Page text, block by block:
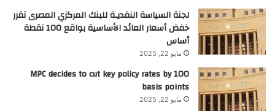
لجنة السياسة النقديـة للبنك المركزي المصرى تقرر
خفض أسعار العائد الأساسية بواقع 100 نقطة
أساس
مايو 22, 2025
MPC decides to cut key policy rates by 100
basis points
مايو 22, 2025